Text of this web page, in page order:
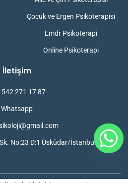
Çocuk ve Ergen Psikoterapisi
Emdr Psikoterapi
Online Psikoterapi
İletişim
542 271 17 87
Whatsapp
No:23 D:1 Üsküdar/İstanbul